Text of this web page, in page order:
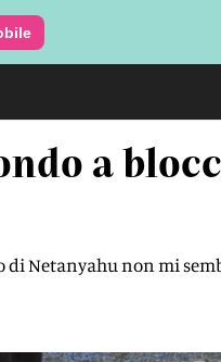
a
di Netanyahu non mi